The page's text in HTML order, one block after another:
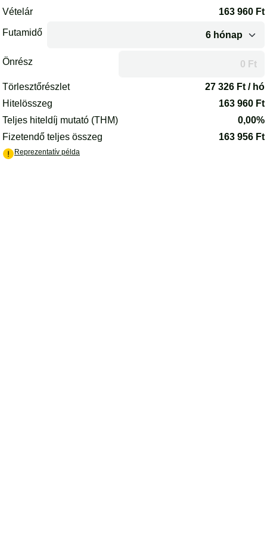
Az oldal betöltődött.
Vételár 163 960 Ft
Futamidő
Önrész
A futamidő vagy az önrész módosítása után az oldal
Törlesztőrészlet 27 326 Ft / hó
Hitelösszeg
163 960 Ft
Teljes hiteldíj mutató (THM)
0,00%
Fizetendő teljes összeg
163 956 Ft
Reprezentatív példa